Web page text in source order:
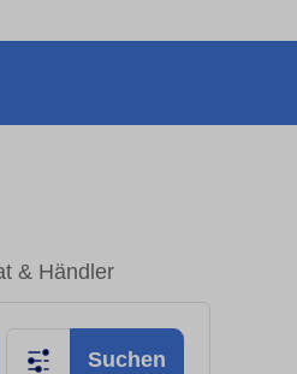
& Händler
Suchen